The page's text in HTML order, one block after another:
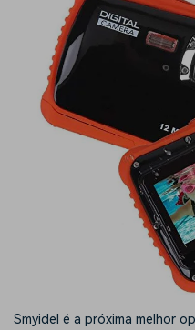
Smyidel é a próxima melhor